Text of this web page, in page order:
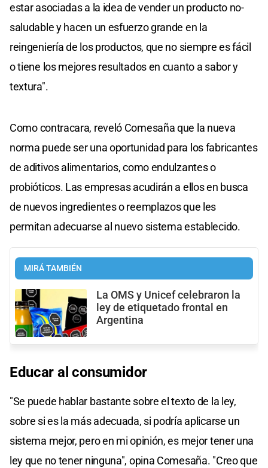
estar asociadas a la idea de vender un producto no-
saludable y hacen un esfuerzo grande en la
reingeniería de los productos, que no siempre es fácil
o tiene los mejores resultados en cuanto a sabor y
textura".
Como contracara, reveló Comesaña que la nueva
norma puede ser una oportunidad para los fabricantes
de aditivos alimentarios, como endulzantes o
probióticos. Las empresas acudirán a ellos en busca
de nuevos ingredientes o reemplazos que les
permitan adecuarse al nuevo sistema establecido.
MIRÁ TAMBIÉN
La OMS y Unicef celebraron la
ley de etiquetado frontal en
Argentina
Educar al consumidor
"Se puede hablar bastante sobre el texto de la ley,
sobre si es la más adecuada, si podría aplicarse un
sistema mejor, pero en mi opinión, es mejor tener una
ley que no tener ninguna", opina Comesaña. "Creo que